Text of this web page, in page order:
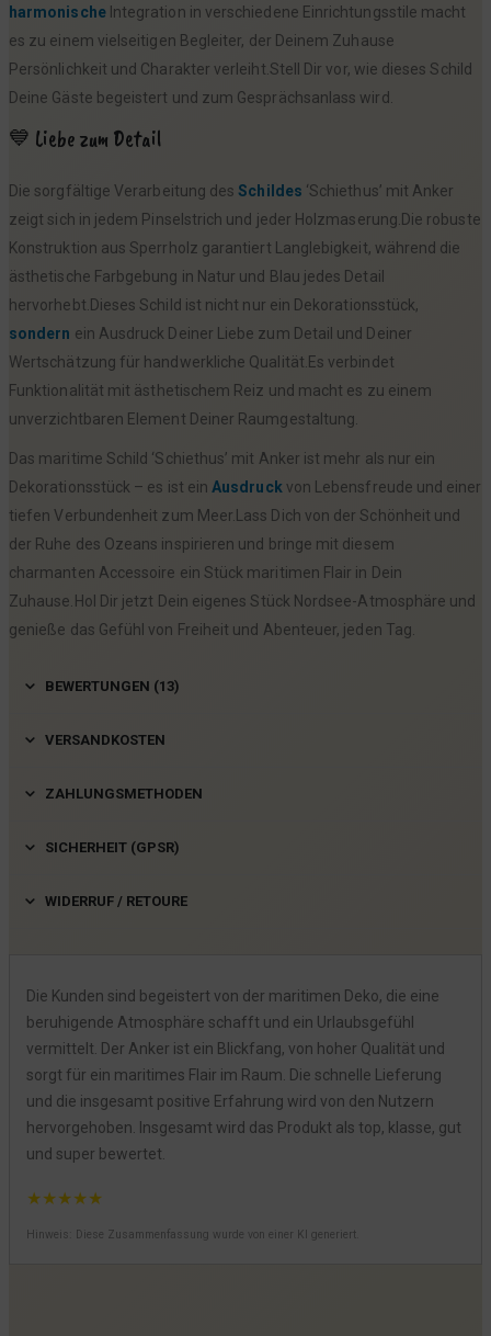
harmonischeIntegration in verschiedene Einrichtungsstile macht
es zu einem vielseitigen Begleiter, der Deinem Zuhause
Persönlichkeit und Charakter verleiht.Stell Dir vor, wie dieses Schild
Deine Gäste begeistert und zum Gesprächsanlass wird.
💙 Liebe zum Detail
Die sorgfältige Verarbeitung desSchildes ‘Schiethus’ mit Anker
zeigt sich in jedem Pinselstrich und jeder Holzmaserung.Die robuste
Konstruktion aus Sperrholz garantiert Langlebigkeit, während die
ästhetische Farbgebung in Natur und Blau jedes Detail
hervorhebt.Dieses Schild ist nicht nur ein Dekorationsstück,
sondern ein Ausdruck Deiner Liebe zum Detail und Deiner
Wertschätzung für handwerkliche Qualität.Es verbindet
Funktionalität mit ästhetischem Reiz und macht es zu einem
unverzichtbaren Element Deiner Raumgestaltung.
Das maritime Schild ‘Schiethus’ mit Anker ist mehr als nur ein
Dekorationsstück – es ist einAusdruckvon Lebensfreude und einer
tiefen Verbundenheit zum Meer.Lass Dich von der Schönheit und
der Ruhe des Ozeans inspirieren und bringe mit diesem
charmanten Accessoire ein Stück maritimen Flair in Dein
Zuhause.Hol Dir jetzt Dein eigenes Stück Nordsee-Atmosphäre und
genieße das Gefühl von Freiheit und Abenteuer, jeden Tag.
BEWERTUNGEN (13)
VERSANDKOSTEN
ZAHLUNGSMETHODEN
SICHERHEIT (GPSR)
WIDERRUF / RETOURE
Die Kunden sind begeistert von der maritimen Deko, die eine
beruhigende Atmosphäre schafft und ein Urlaubsgefühl
vermittelt. Der Anker ist ein Blickfang, von hoher Qualität und
sorgt für ein maritimes Flair im Raum. Die schnelle Lieferung
und die insgesamt positive Erfahrung wird von den Nutzern
hervorgehoben. Insgesamt wird das Produkt als top, klasse, gut
und super bewertet.
★★★★★
Hinweis: Diese Zusammenfassung wurde von einer KI generiert.